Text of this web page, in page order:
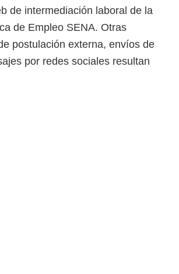
de intermediación laboral de la
de Empleo SENA. Otras
postulación externa, envíos de
por redes sociales resultan